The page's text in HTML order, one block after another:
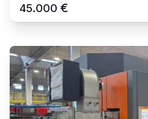
45.000 €